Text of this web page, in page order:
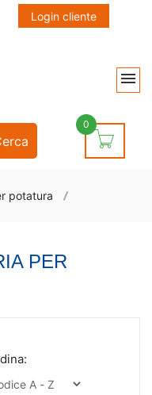
Login cliente
0
potatura
PER